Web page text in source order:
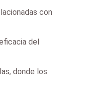
con
del
donde los